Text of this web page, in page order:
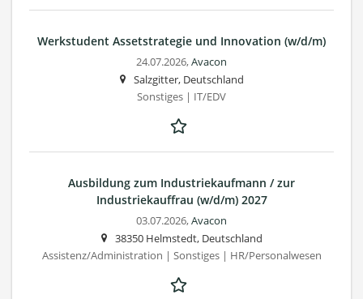
Werkstudent Assetstrategie und Innovation (w/d/m)
24.07.2026,Avacon
Salzgitter, Deutschland
Sonstiges | IT/EDV
Ausbildung zum Industriekaufmann / zur
Industriekauffrau (w/d/m) 2027
03.07.2026,Avacon
38350 Helmstedt, Deutschland
Assistenz/Administration | Sonstiges | HR/Personalwesen